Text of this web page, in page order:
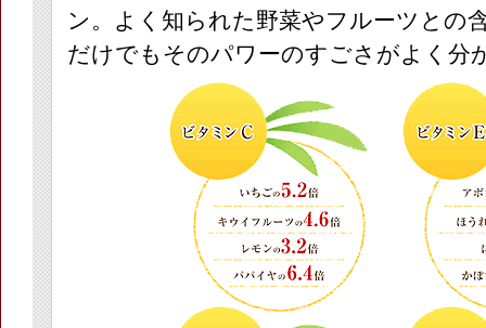
ン。よく知られた野菜やフルーツとの
だけでもそのパワーのすごさがよく分